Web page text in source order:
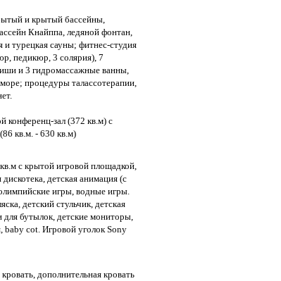
и крытый бассейны,
Кнайппа, ледяной фонтан,
турецкая сауны; фитнес-студия
педикюр, 3 солярия), 7
и 3 гидромассажные ванны,
процедуры талассотерапии,
конференц-зал (372 кв.м) с
кв.м. - 630 кв.м)
с крытой игровой площадкой,
детская анимация (с
игры, водные игры.
детский стульчик, детская
бутылок, детские мониторы,
baby cot. Игровой уголок Sony
дополнительная кровать